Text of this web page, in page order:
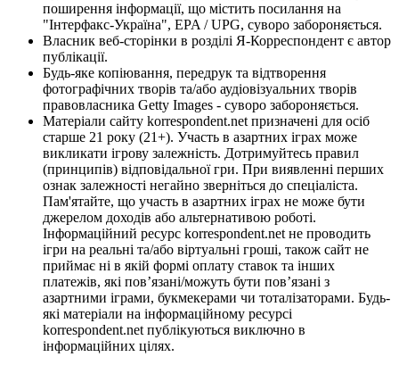
поширення інформації, що містить посилання на
"Інтерфакс-Україна", EPA / UPG, суворо забороняється.
Власник веб-сторінки в розділі Я-Корреспондент є автор
публікації.
Будь-яке копіювання, передрук та відтворення
фотографічних творів та/або аудіовізуальних творів
правовласника Getty Images - суворо забороняється.
Матеріали сайту korrespondent.net призначені для осіб
старше 21 року (21+). Участь в азартних іграх може
викликати ігрову залежність. Дотримуйтесь правил
(принципів) відповідальної гри. При виявленні перших
ознак залежності негайно зверніться до спеціаліста.
Пам'ятайте, що участь в азартних іграх не може бути
джерелом доходів або альтернативою роботі.
Інформаційний ресурс korrespondent.net не проводить
ігри на реальні та/або віртуальні гроші, також сайт не
приймає ні в якій формі оплату ставок та інших
платежів, які пов’язані/можуть бути пов’язані з
азартними іграми, букмекерами чи тоталізаторами. Будь-
які матеріали на інформаційному ресурсі
korrespondent.net публікуються виключно в
інформаційних цілях.